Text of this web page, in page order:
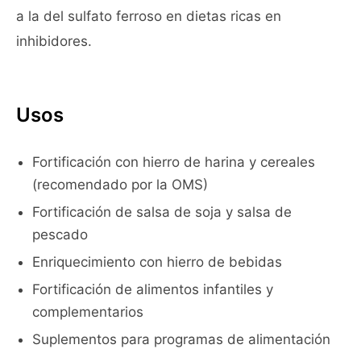
a la del sulfato ferroso en dietas ricas en
inhibidores.
Usos
Fortificación con hierro de harina y cereales
(recomendado por la OMS)
Fortificación de salsa de soja y salsa de
pescado
Enriquecimiento con hierro de bebidas
Fortificación de alimentos infantiles y
complementarios
Suplementos para programas de alimentación